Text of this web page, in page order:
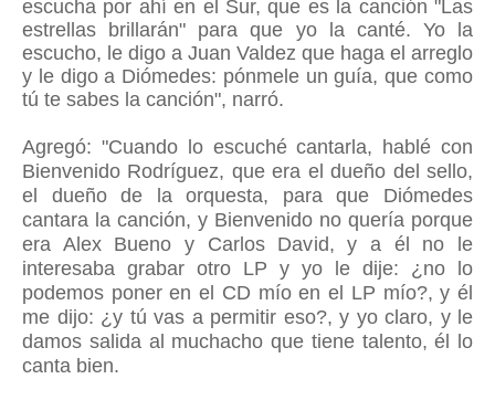
escucha por ahí en el Sur, que es la canción "Las
estrellas brillarán" para que yo la canté. Yo la
escucho, le digo a Juan Valdez que haga el arreglo
y le digo a Diómedes: pónmele un guía, que como
tú te sabes la canción", narró.
Agregó: "Cuando lo escuché cantarla, hablé con
Bienvenido Rodríguez, que era el dueño del sello,
el dueño de la orquesta, para que Diómedes
cantara la canción, y Bienvenido no quería porque
era Alex Bueno y Carlos David, y a él no le
interesaba grabar otro LP y yo le dije: ¿no lo
podemos poner en el CD mío en el LP mío?, y él
me dijo: ¿y tú vas a permitir eso?, y yo claro, y le
damos salida al muchacho que tiene talento, él lo
canta bien.